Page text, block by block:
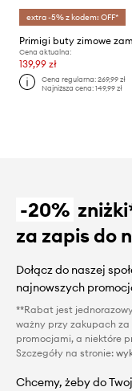
extra -5% z kodem: OFF*
Cena aktualna:
139,99 zł
Cena regularna:269,99 zł
Najniższa cena:149,99 zł
-20%
za zapis do
Dołącz do naszej
najnowszych
**Rabat jest
ważny przy zakupach za
promocjami, a niektóre
Szczegóły na stronie:
Chcemy, żeby do